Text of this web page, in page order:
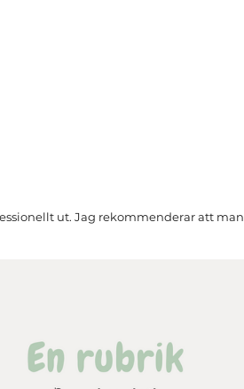
ut. Jag rekommenderar att man